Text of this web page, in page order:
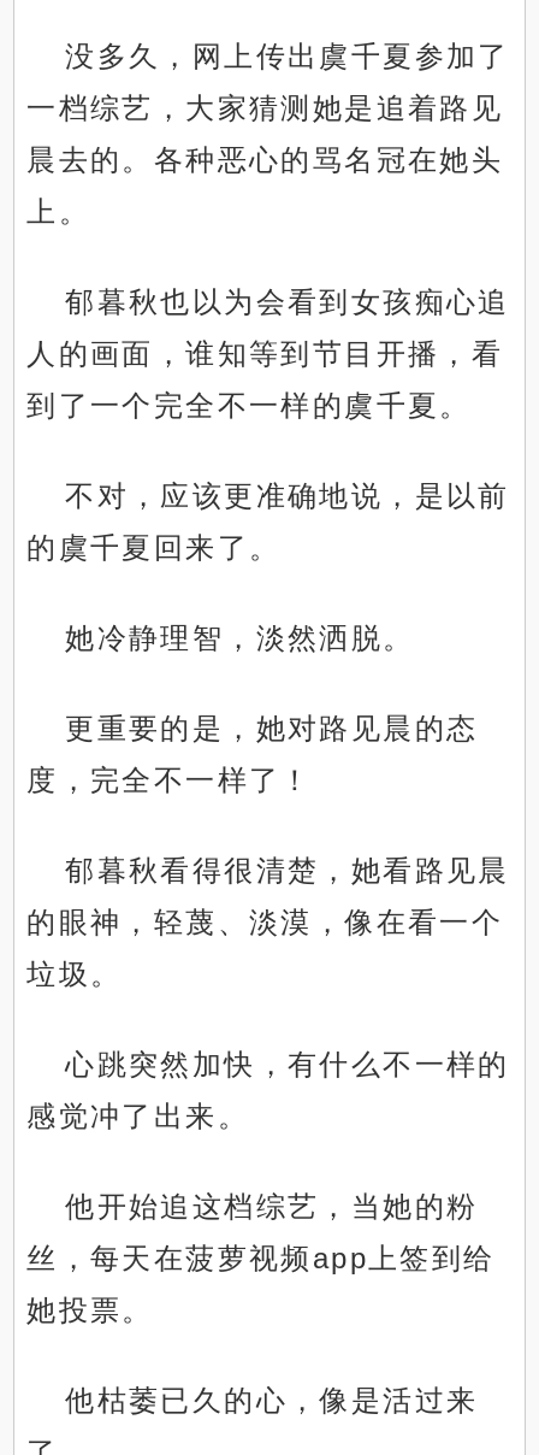
没多久，网上传出虞千夏参加了
一档综艺，大家猜测她是追着路见
晨去的。各种恶心的骂名冠在她头
上。
郁暮秋也以为会看到女孩痴心追
人的画面，谁知等到节目开播，看
到了一个完全不一样的虞千夏。
不对，应该更准确地说，是以前
的虞千夏回来了。
她冷静理智，淡然洒脱。
更重要的是，她对路见晨的态
度，完全不一样了！
郁暮秋看得很清楚，她看路见晨
的眼神，轻蔑、淡漠，像在看一个
垃圾。
心跳突然加快，有什么不一样的
感觉冲了出来。
他开始追这档综艺，当她的粉
丝，每天在菠萝视频app上签到给
她投票。
他枯萎已久的心，像是活过来